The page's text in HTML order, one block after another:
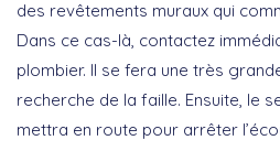
des revêtements muraux qui
Dans ce cas-là, contactez
plombier. Il se fera une très
recherche de la faille. Ensuite, le
mettra en route pour arrêter